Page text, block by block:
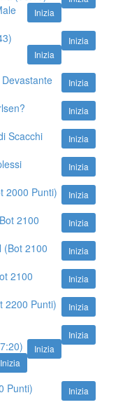
Inizia
Inizia
Inizia
Inizia
Inizia
Inizia
Scacchi
Inizia
Inizia
2000 Punti)
Inizia
2100
Inizia
(Bot 2100
Inizia
2100
Inizia
2200 Punti)
Inizia
Inizia
Inizia
Inizia
Punti)